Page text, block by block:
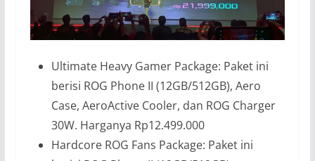
Ultimate Heavy Gamer Package: Paket ini
berisi ROG Phone II (12GB/512GB), Aero
Case, AeroActive Cooler, dan ROG Charger
30W. Harganya Rp12.499.000
Hardcore ROG Fans Package: Paket ini